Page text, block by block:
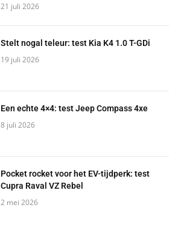
21 juli 2026
Stelt nogal teleur: test Kia K4 1.0 T-GDi
19 juli 2026
Een echte 4×4: test Jeep Compass 4xe
8 juli 2026
Pocket rocket voor het EV-tijdperk: test
Cupra Raval VZ Rebel
2 mei 2026